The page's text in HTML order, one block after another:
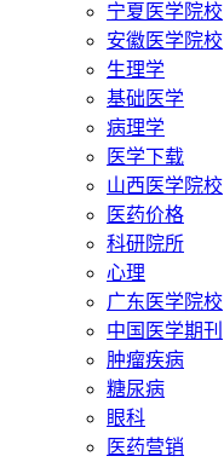
宁夏医学院校
安徽医学院校
生理学
基础医学
病理学
医学下载
山西医学院校
医药价格
科研院所
心理
广东医学院校
中国医学期刊
肿瘤疾病
糖尿病
眼科
医药营销